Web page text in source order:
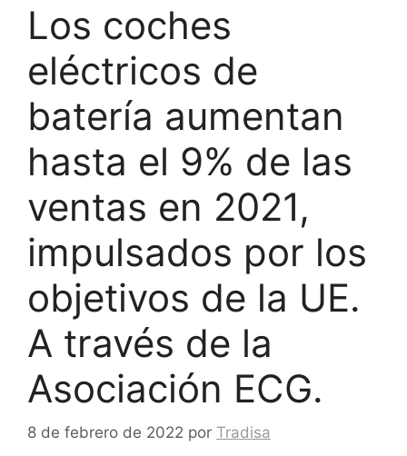
Los coches
eléctricos de
batería aumentan
hasta el 9% de las
ventas en 2021,
impulsados por los
objetivos de la UE.
A través de la
Asociación ECG.
8 de febrero de 2022 por Tradisa